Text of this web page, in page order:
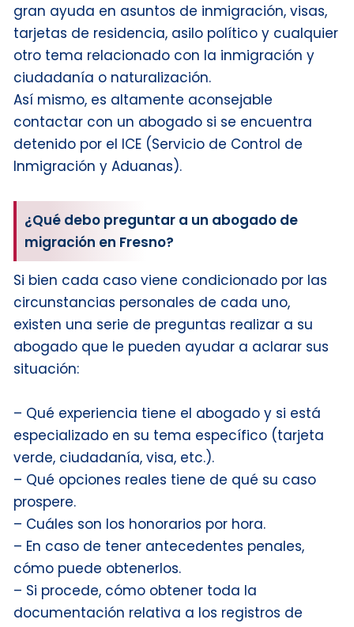
gran ayuda en asuntos de inmigración, visas,
tarjetas de residencia, asilo político y cualquier
otro tema relacionado con la inmigración y
ciudadanía o naturalización.
Así mismo, es altamente aconsejable
contactar con un abogado si se encuentra
detenido por el ICE (Servicio de Control de
Inmigración y Aduanas).
¿Qué debo preguntar a un abogado de
migración en Fresno?
Si bien cada caso viene condicionado por las
circunstancias personales de cada uno,
existen una serie de preguntas realizar a su
abogado que le pueden ayudar a aclarar sus
situación:
– Qué experiencia tiene el abogado y si está
especializado en su tema específico (tarjeta
verde, ciudadanía, visa, etc.).
– Qué opciones reales tiene de qué su caso
prospere.
– Cuáles son los honorarios por hora.
– En caso de tener antecedentes penales,
cómo puede obtenerlos.
– Si procede, cómo obtener toda la
documentación relativa a los registros de